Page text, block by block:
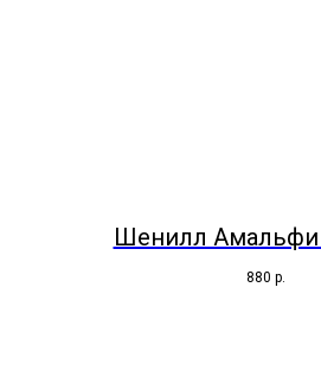
Шенилл Амальфи
880 р.